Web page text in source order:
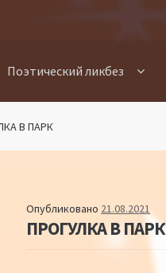
Поэтический ликбез
В ПАРК
Опубликовано 21.08.2021
ПРОГУЛКА В ПАРК